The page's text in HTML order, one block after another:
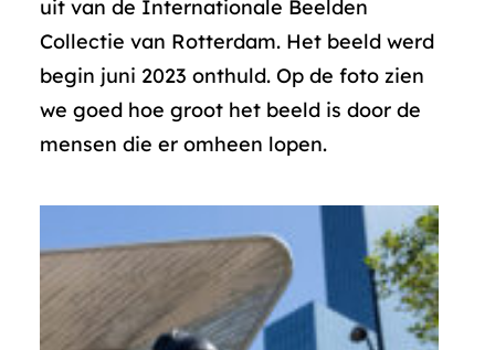
uit van de Internationale Beelden
Collectie van Rotterdam. Het beeld werd
begin juni 2023 onthuld. Op de foto zien
we goed hoe groot het beeld is door de
mensen die er omheen lopen.